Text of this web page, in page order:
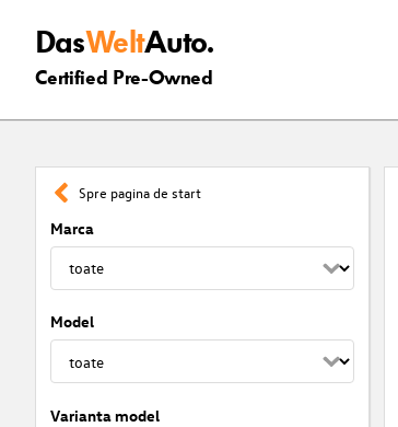
DasWeltAuto.
Certified Pre-Owned
Spre pagina de start
Marca
Model
Varianta model